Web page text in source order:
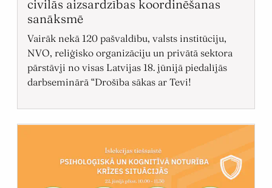
civilās aizsardzības koordinēšanas
sanāksmē
Vairāk nekā 120 pašvaldību, valsts institūciju,
NVO, reliģisko organizāciju un privātā sektora
pārstāvji no visas Latvijas 18. jūnijā piedalījās
darbseminārā “Drošība sākas ar Tevi!